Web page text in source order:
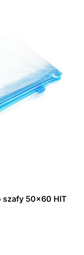
szafy 50x60 HIT